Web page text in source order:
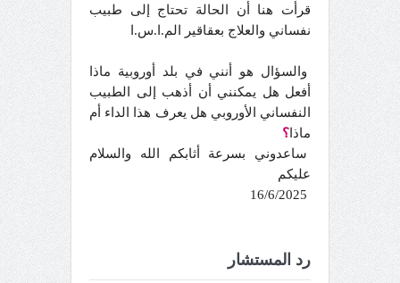
قرأت هنا أن الحالة تحتاج إلى طبيب
نفساني والعلاج بعقاقير الم.ا.س.ا
والسؤال هو أنني في بلد أوروبية ماذا
أفعل هل يمكنني أن أذهب إلى الطبيب
النفساني الأوروبي هل يعرف هذا الداء أم
ماذا ؟
ساعدوني بسرعة أثابكم الله والسلام
عليكم
رد المستشار